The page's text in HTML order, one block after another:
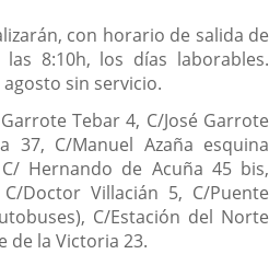
con horario de salida de
8:10h, los días laborables.
sin servicio.
Tebar 4, C/José Garrote
37, C/Manuel Azaña esquina
Hernando de Acuña 45 bis,
Doctor Villacián 5, C/Puente
C/Estación del Norte
de la Victoria 23.